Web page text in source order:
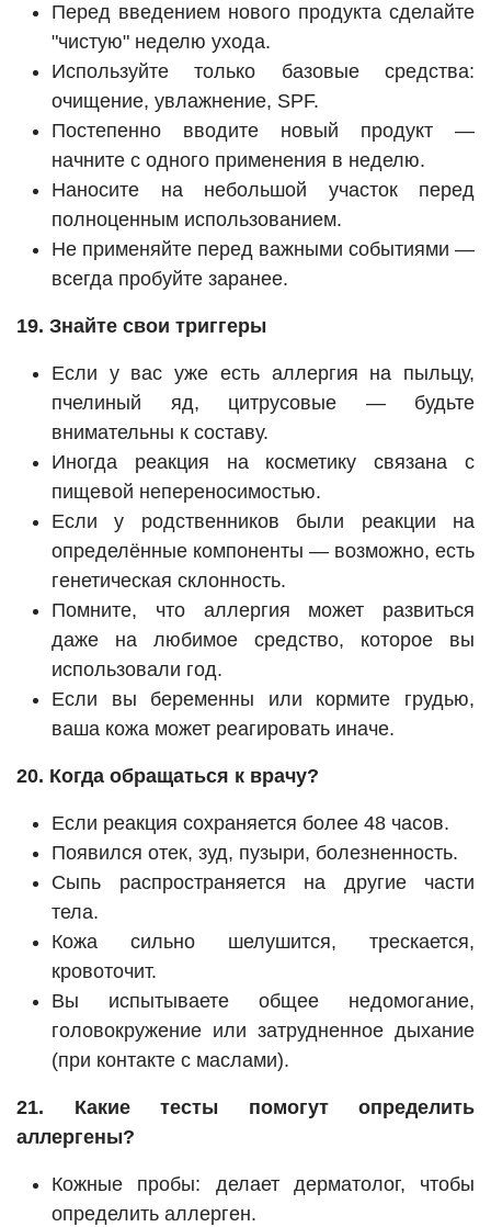
Перед введением нового продукта сделайте
"чистую" неделю ухода.
Используйте только базовые средства:
очищение, увлажнение, SPF.
Постепенно вводите новый продукт —
начните с одного применения в неделю.
Наносите на небольшой участок перед
полноценным использованием.
Не применяйте перед важными событиями —
всегда пробуйте заранее.
19. Знайте свои триггеры
Если у вас уже есть аллергия на пыльцу,
пчелиный яд, цитрусовые — будьте
внимательны к составу.
Иногда реакция на косметику связана с
пищевой непереносимостью.
Если у родственников были реакции на
определённые компоненты — возможно, есть
генетическая склонность.
Помните, что аллергия может развиться
даже на любимое средство, которое вы
использовали год.
Если вы беременны или кормите грудью,
ваша кожа может реагировать иначе.
20. Когда обращаться к врачу?
Если реакция сохраняется более 48 часов.
Появился отек, зуд, пузыри, болезненность.
Сыпь распространяется на другие части
тела.
Кожа сильно шелушится, трескается,
кровоточит.
Вы испытываете общее недомогание,
головокружение или затрудненное дыхание
(при контакте с маслами).
21. Какие тесты помогут определить
аллергены?
Кожные пробы: делает дерматолог, чтобы
определить аллерген.